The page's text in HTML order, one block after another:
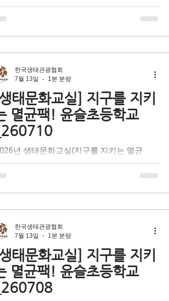
는 시간이었습니다.
!)'은 테트라팩 코리아의 사회공헌 활동으로
후 위기 문제 대응 방법 중 '올바른 분리배
강사의 이론 설명과 즐거운 체험 활동을 통
종이팩 중에서도 고급 펄프로 만들어지는 멸
팩의 특성을 이해하고, 재활용 과정과 자원순
의 필요성에 대해 배우는 시간을 가졌습니다.
나아가 올바른 분리배출을 통해 무심코 버려
자원 속 '숨겨진 가치'를 함께 발견했습니
. 지구의 건강한 내일을 위해 일상 속 나의 실
다짐한 <박달초등학교> 학생들과 함께 책
감 있는 멋진 지구 시민으로 성장하는 의미
는 시간이었습니다.
태문화교실] 지구를 지키
멸균팩! 윤슬초등학교
_260710
년 생태문화교실(지구를 지키는 멸균
!)'은 테트라팩 코리아의 사회공헌 활동으로
후 위기 문제 대응 방법 중 '올바른 분리배
강사의 이론 설명과 즐거운 체험 활동을 통
종이팩 중에서도 고급 펄프로 만들어지는 멸
팩의 특성을 이해하고, 재활용 과정과 자원순
의 필요성에 대해 배우는 시간을 가졌습니다.
나아가 올바른 분리배출을 통해 무심코 버려
자원 속 '숨겨진 가치'를 함께 발견했습니
. 지구의 건강한 내일을 위해 일상 속 나의 실
다짐한 <윤슬초등학교> 학생들과 함께 책
한국생태관광협회
7월 13일
1분 분량
태문화교실] 지구를 지키
멸균팩! 윤슬초등학교
_260708
한국생태관광협회
7월 13일
1분 분량